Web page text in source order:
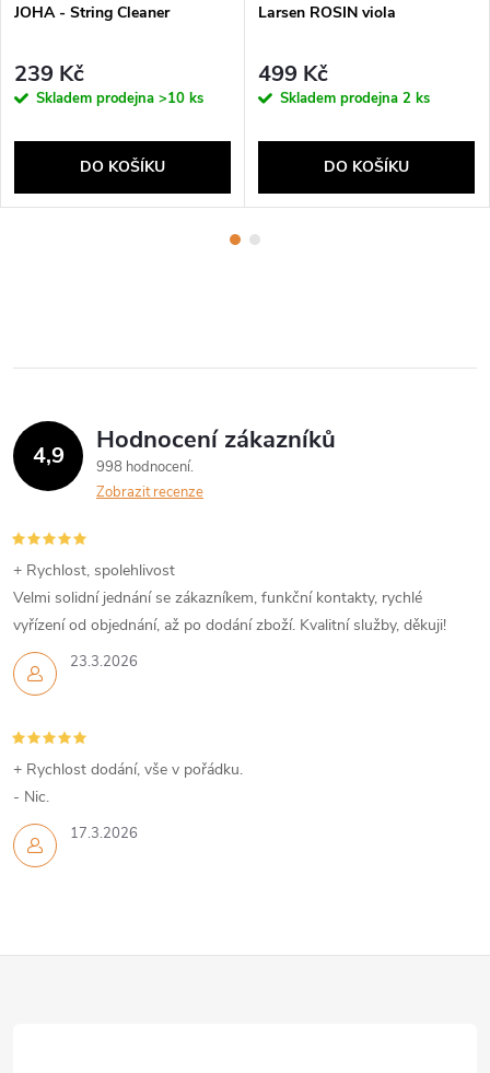
JOHA - String Cleaner
239 Kč
Skladem prodejna >10 ks
DO KOŠÍKU
Larsen ROSIN viola
499 Kč
Skladem prodejna 2 ks
DO KOŠÍKU
4,9 Hodnocení zákazníků
998 hodnocení
Zobrazit recenze
23.3.2026
+ Rychlost, spolehlivost
Velmi solidní jednání se zákazníkem, funkční kontakty, rychlé
vyřízení od objednání, až po dodání zboží. Kvalitní služby, děkuji!
17.3.2026
+ Rychlost dodání, vše v pořádku.
- Nic.